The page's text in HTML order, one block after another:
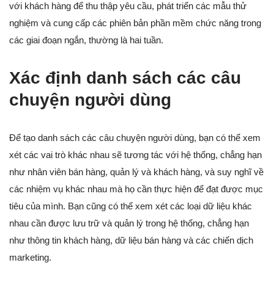
với khách hàng để thu thập yêu cầu, phát triển các mẫu thử
nghiệm và cung cấp các phiên bản phần mềm chức năng trong
các giai đoạn ngắn, thường là hai tuần.
Xác định danh sách các câu
chuyện người dùng
Để tạo danh sách các câu chuyện người dùng, bạn có thể xem
xét các vai trò khác nhau sẽ tương tác với hệ thống, chẳng hạn
như nhân viên bán hàng, quản lý và khách hàng, và suy nghĩ về
các nhiệm vụ khác nhau mà họ cần thực hiện để đạt được mục
tiêu của mình. Bạn cũng có thể xem xét các loại dữ liệu khác
nhau cần được lưu trữ và quản lý trong hệ thống, chẳng hạn
như thông tin khách hàng, dữ liệu bán hàng và các chiến dịch
marketing.